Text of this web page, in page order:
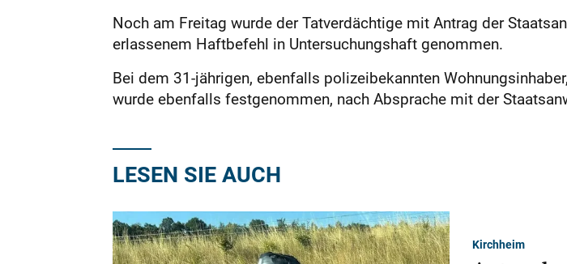
Noch am Freitag wurde der Tatverdächtige mit Antrag der
erlassenem Haftbefehl in Untersuchungshaft genommen.
Bei dem 31-jährigen, ebenfalls polizeibekannten
wurde ebenfalls festgenommen, nach Absprache mit der
LESEN SIE AUCH
Kirchheim